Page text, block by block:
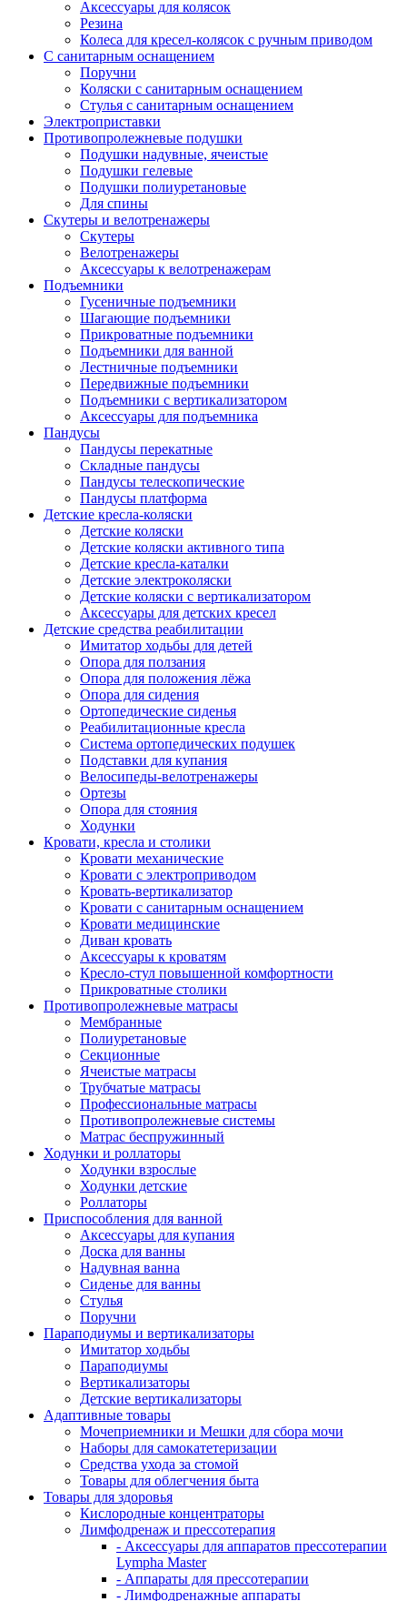
Аксессуары для колясок
Резина
Колеса для кресел-колясок с ручным приводом
С санитарным оснащением
Поручни
Коляски с санитарным оснащением
Стулья с санитарным оснащением
Электроприставки
Противопролежневые подушки
Подушки надувные, ячеистые
Подушки гелевые
Подушки полиуретановые
Для спины
Скутеры и велотренажеры
Скутеры
Велотренажеры
Аксессуары к велотренажерам
Подъемники
Гусеничные подъемники
Шагающие подъемники
Прикроватные подъемники
Подъемники для ванной
Лестничные подъемники
Передвижные подъемники
Подъемники с вертикализатором
Аксессуары для подъемника
Пандусы
Пандусы перекатные
Складные пандусы
Пандусы телескопические
Пандусы платформа
Детские кресла-коляски
Детские коляски
Детские коляски активного типа
Детские кресла-каталки
Детские электроколяски
Детские коляски с вертикализатором
Аксессуары для детских кресел
Детские средства реабилитации
Имитатор ходьбы для детей
Опора для ползания
Опора для положения лёжа
Опора для сидения
Ортопедические сиденья
Реабилитационные кресла
Система ортопедических подушек
Подставки для купания
Велосипеды-велотренажеры
Ортезы
Опора для стояния
Ходунки
Кровати, кресла и столики
Кровати механические
Кровати с электроприводом
Кровать-вертикализатор
Кровати с санитарным оснащением
Кровати медицинские
Диван кровать
Аксессуары к кроватям
Кресло-стул повышенной комфортности
Прикроватные столики
Противопролежневые матрасы
Мембранные
Полиуретановые
Секционные
Ячеистые матрасы
Трубчатые матрасы
Профессиональные матрасы
Противопролежневые системы
Матрас беспружинный
Ходунки и роллаторы
Ходунки взрослые
Ходунки детские
Роллаторы
Приспособления для ванной
Аксессуары для купания
Доска для ванны
Надувная ванна
Сиденье для ванны
Стулья
Поручни
Параподиумы и вертикализаторы
Имитатор ходьбы
Параподиумы
Вертикализаторы
Детские вертикализаторы
Адаптивные товары
Мочеприемники и Мешки для сбора мочи
Наборы для самокатетеризации
Средства ухода за стомой
Товары для облегчения быта
Товары для здоровья
Кислородные концентраторы
Лимфодренаж и прессотерапия
- Аксессуары для аппаратов прессотерапии
Lympha Master
- Аппараты для прессотерапии
- Лимфодренажные аппараты